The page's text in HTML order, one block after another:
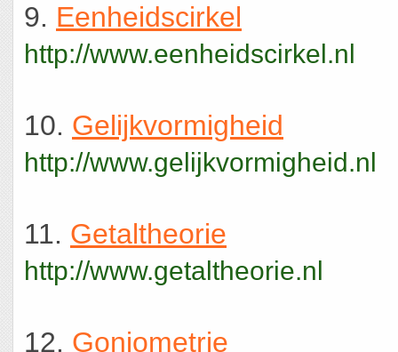
9. Eenheidscirkel
http://www.eenheidscirkel.nl
10. Gelijkvormigheid
http://www.gelijkvormigheid.nl
11. Getaltheorie
http://www.getaltheorie.nl
12. Goniometrie